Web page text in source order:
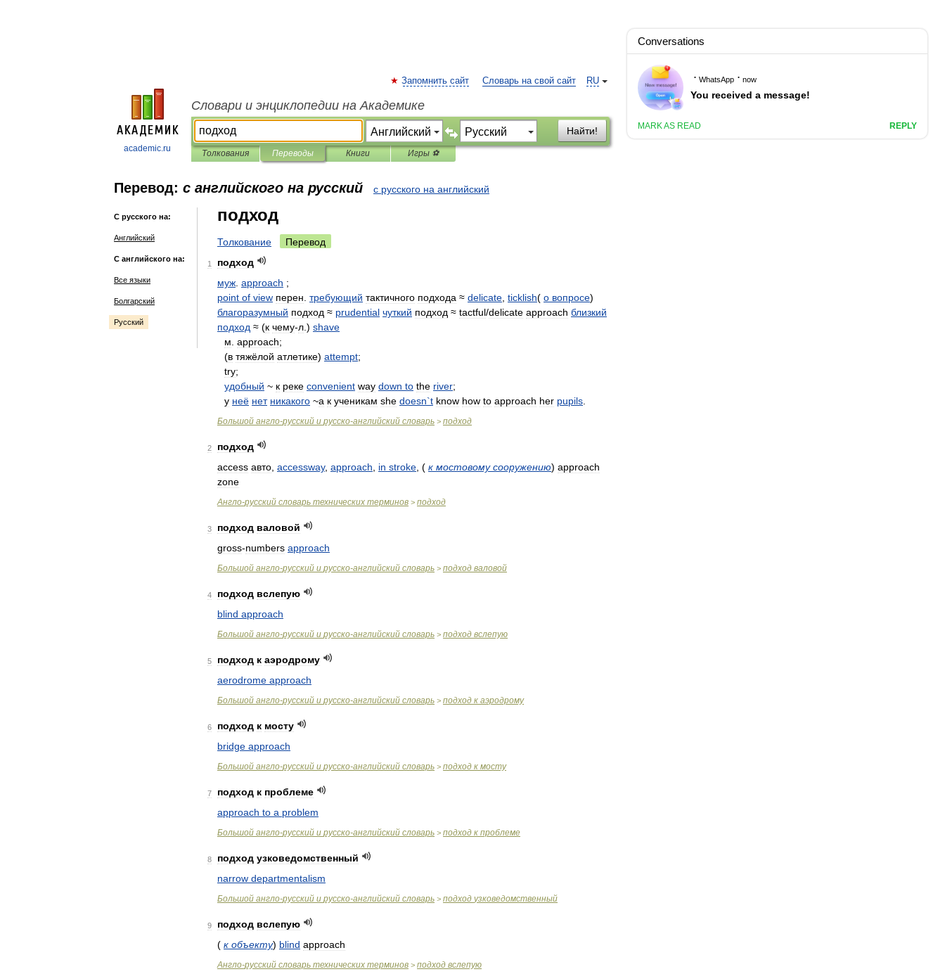
academic.ru
RU
Запомнить сайт Словарь на свой сайт
Словари и энциклопедии на Академике
Найти!
Толкования Переводы Книги Игры ⚽
Перевод: с английского на русский с русского на английский
С русского на:
Английский
С английского на:
Все языки
Болгарский
Русский
подход
Толкование Перевод
1
подход
муж approach ;
point of view перен требующий тактичного подхода ≈ delicate ticklish( о вопросе)
благоразумный подход ≈ prudential чуткий подход ≈ tactful/delicate approach близкий
подход ≈ (к чему-л .) shave
м approach;
(в тяжёлой атлетике) attempt;
try;
удобный ~ к реке convenient way down to the river;
у неё нет никакого ~а к ученикам she doesn`t know how to approach her pupils
Большой англо-русский и русско-английский словарь > подход
2
подход
access авто accessway, approach in stroke ( к мостовому сооружению) approach
zone
Англо-русский словарь технических терминов > подход
3 подход валовой
gross-numbers approach
Большой англо-русский и русско-английский словарь > подход валовой
4 подход вслепую
blind approach
Большой англо-русский и русско-английский словарь > подход вслепую
5 подход к аэродрому
aerodrome approach
Большой англо-русский и русско-английский словарь > подход к аэродрому
6 подход к мосту
bridge approach
Большой англо-русский и русско-английский словарь > подход к мосту
7 подход к проблеме
approach to a problem
Большой англо-русский и русско-английский словарь > подход к проблеме
8 подход узковедомственный
narrow departmentalism
Большой англо-русский и русско-английский словарь > подход узковедомственный
9 подход вслепую
( к объекту) blind approach
Англо-русский словарь технических терминов > подход вслепую